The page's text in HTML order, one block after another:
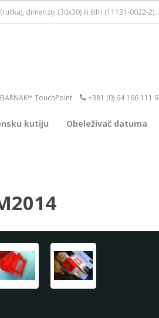
TouchPoint +381 (0) 64 166 111 9
kutiju Obeleživač datuma